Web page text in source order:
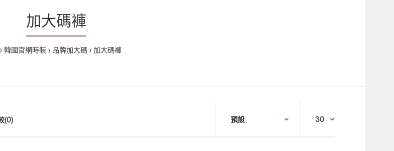
加大碼褲
韓國官網時裝 品牌加大碼 加大碼褲
(0)